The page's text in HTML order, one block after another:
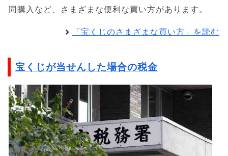
同購入など、さまざまな便利な買い方があります。
「宝くじのさまざまな買い方」を読む
宝くじが当せんした場合の税金